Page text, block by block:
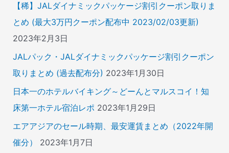
【稀】JALダイナミックパッケージ割引クーポン取りま
とめ (最大3万円クーポン配布中 2023/02/03更新)
2023年2月3日
JALパック・JALダイナミックパッケージ割引クーポン
取りまとめ (過去配布分) 2023年1月30日
日本一のホテルバイキング～どーんとマルスコイ！知
床第一ホテル宿泊レポ 2023年1月29日
エアアジアのセール時期、最安運賃まとめ（2022年開
催分）
2023年1月7日